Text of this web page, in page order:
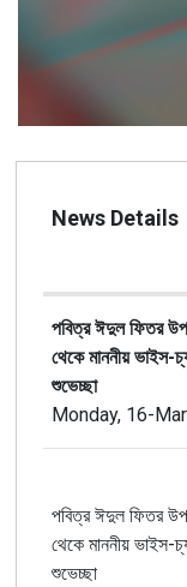
News Details
পবিত্র ঈদুল ফিতর
থেকে মাননীয় ভাইস-
শুভেচ্ছা
Monday, 16-
পবিত্র ঈদুল ফিতর
থেকে মাননীয় ভাইস-
শুভেচ্ছা